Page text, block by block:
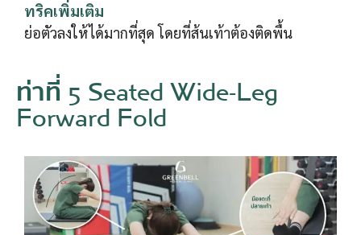
ทริคเพิ่มเติม
ย่อตัวลงให้ได้มากที่สุด โดยที่ส้นเท้าต้องติดพื้น
ท่าที่ 5 Seated Wide-Leg
Forward Fold